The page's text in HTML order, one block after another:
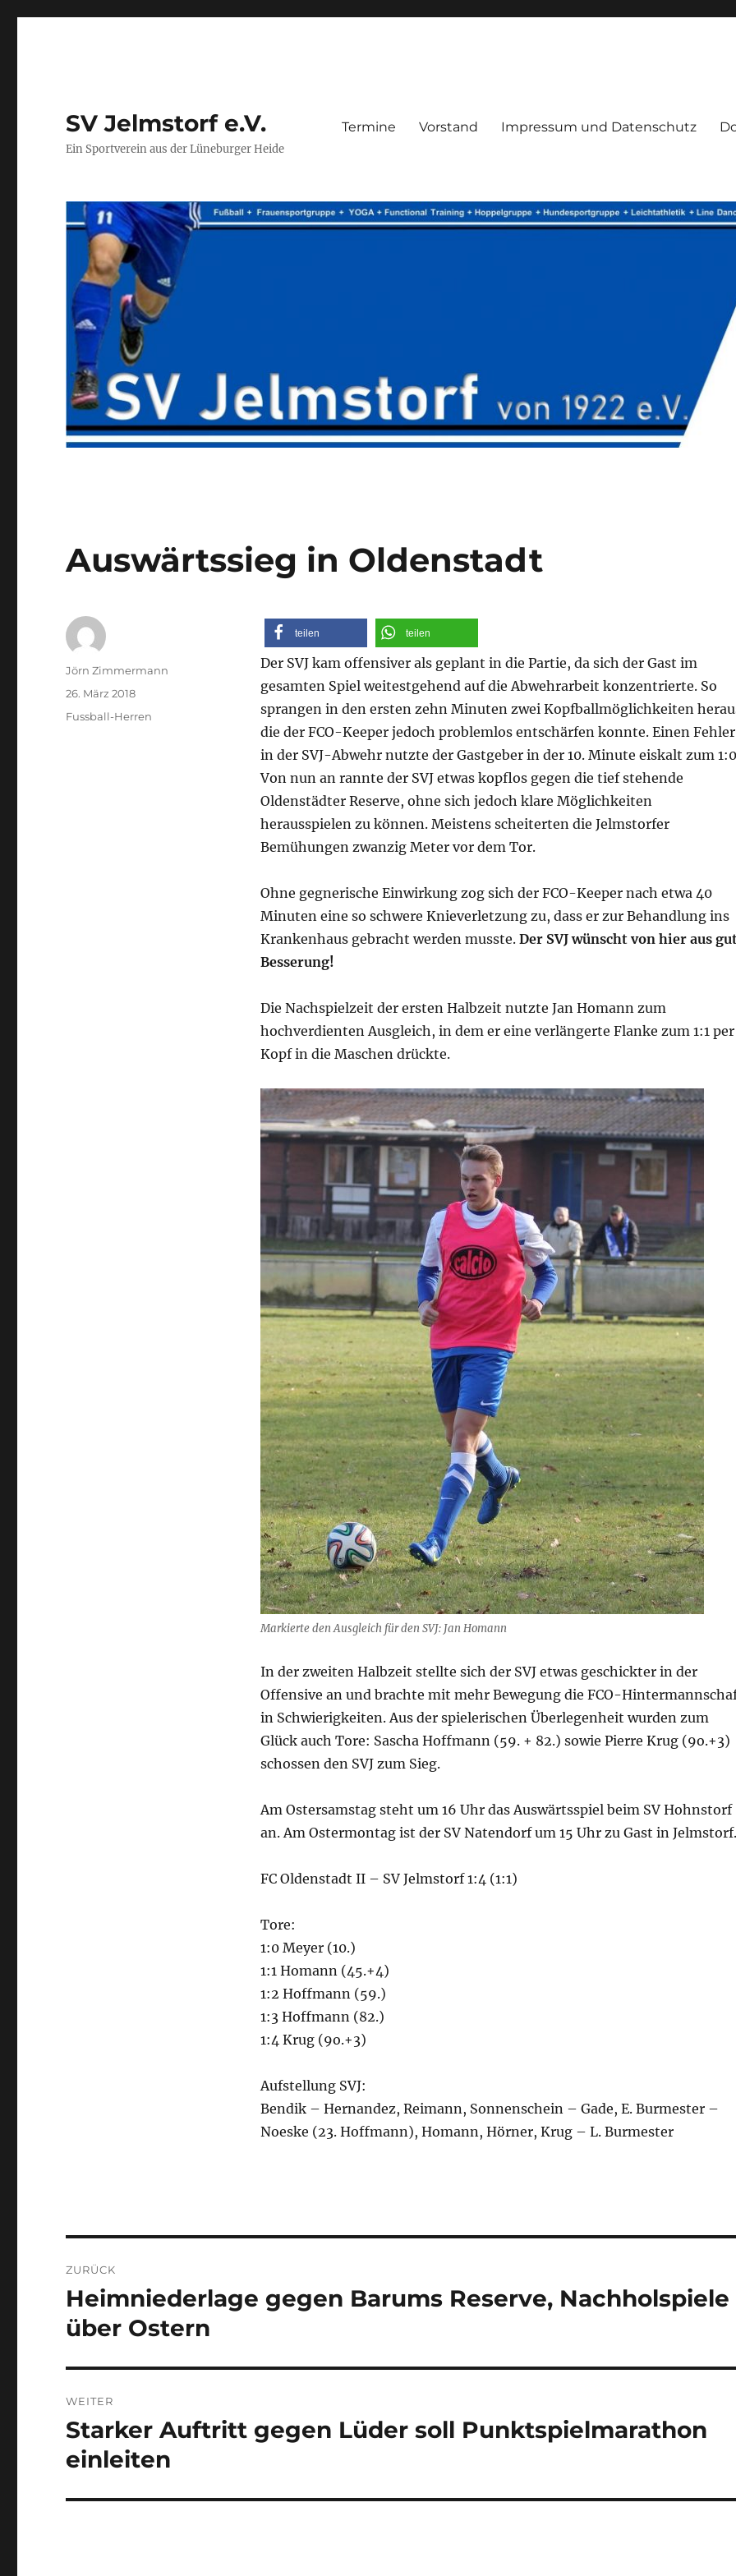
SV Jelmstorf e.V.
Ein Sportverein aus der Lüneburger Heide
Termine Vorstand Impressum und Datenschutz
Auswärtssieg in Oldenstadt
teilen teilen
Der SVJ kam offensiver als geplant in die Partie, da sich der Gast im
gesamten Spiel weitestgehend auf die Abwehrarbeit konzentrierte. So
sprangen in den ersten zehn Minuten zwei Kopfballmöglichkeiten
die der FCO-Keeper jedoch problemlos entschärfen konnte. Einen Fehler
in der SVJ-Abwehr nutzte der Gastgeber in der 10. Minute eiskalt zum
Von nun an rannte der SVJ etwas kopflos gegen die tief stehende
Oldenstädter Reserve, ohne sich jedoch klare Möglichkeiten
herausspielen zu können. Meistens scheiterten die Jelmstorfer
Bemühungen zwanzig Meter vor dem Tor.
Ohne gegnerische Einwirkung zog sich der FCO-Keeper nach etwa 40
Minuten eine so schwere Knieverletzung zu, dass er zur Behandlung ins
Krankenhaus gebracht werden musste. Der SVJ wünscht von hier aus
Besserung!
Die Nachspielzeit der ersten Halbzeit nutzte Jan Homann zum
hochverdienten Ausgleich, in dem er eine verlängerte Flanke zum 1:1 per
Kopf in die Maschen drückte.
Markierte den Ausgleich für den SVJ: Jan Homann
In der zweiten Halbzeit stellte sich der SVJ etwas geschickter in der
Offensive an und brachte mit mehr Bewegung die FCO-
in Schwierigkeiten. Aus der spielerischen Überlegenheit wurden zum
Glück auch Tore: Sascha Hoffmann (59. + 82.) sowie Pierre Krug (9o.+3)
schossen den SVJ zum Sieg.
Am Ostersamstag steht um 16 Uhr das Auswärtsspiel beim SV Hohnstorf
an. Am Ostermontag ist der SV Natendorf um 15 Uhr zu Gast in Jelmstorf.
FC Oldenstadt II – SV Jelmstorf 1:4 (1:1)
Tore:
1:0 Meyer (10.)
1:1 Homann (45.+4)
1:2 Hoffmann (59.)
1:3 Hoffmann (82.)
1:4 Krug (9o.+3)
Aufstellung SVJ:
Bendik – Hernandez, Reimann, Sonnenschein – Gade, E. Burmester –
Noeske (23. Hoffmann), Homann, Hörner, Krug – L. Burmester
Autor
Jörn Zimmermann
Veröffentlicht
26. März 2018
Kategorien
Fussball-Herren
ZURÜCK
Vorheriger
Beitrag:
Heimniederlage gegen Barums Reserve, Nachholspiele
über Ostern
WEITER
Nächster
Beitrag:
Starker Auftritt gegen Lüder soll Punktspielmarathon
einleiten